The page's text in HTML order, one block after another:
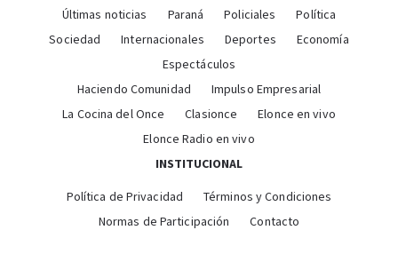
Últimas noticias Paraná Policiales
Política
Sociedad
Internacionales Deportes
Economía
Espectáculos
Haciendo Comunidad
Impulso Empresarial
La Cocina del Once
Clasionce
Elonce en vivo
Elonce Radio en vivo
INSTITUCIONAL
Política de Privacidad
Términos y Condiciones
Normas de Participación
Contacto